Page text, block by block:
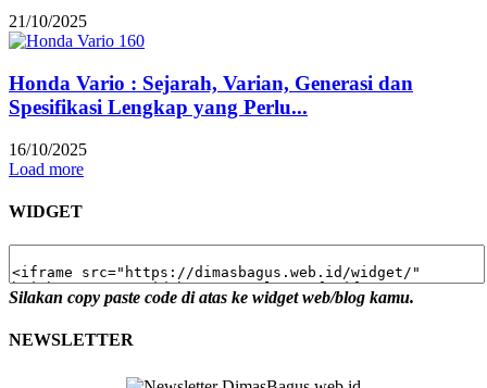
21/10/2025
Honda Vario : Sejarah, Varian, Generasi dan
Spesifikasi Lengkap yang Perlu...
16/10/2025
Load more
WIDGET
Silakan copy paste code di atas ke widget web/blog kamu.
NEWSLETTER